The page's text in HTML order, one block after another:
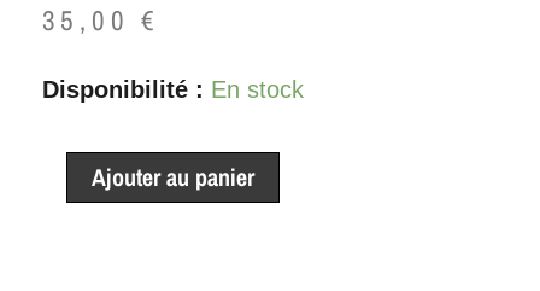
35,00€
Disponibilité : En stock
quantité
Bougie
Bijou
Ajouter au panier